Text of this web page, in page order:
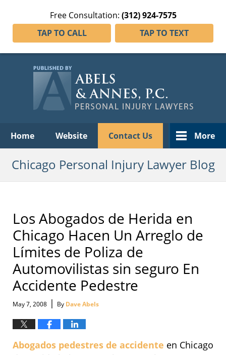
Free Consultation: (312) 924-7575
TAP TO CALL
TAP TO TEXT
Home Website Contact Us More
Chicago Personal Injury Lawyer Blog
Los Abogados de Herida en
Chicago Hacen Un Arreglo de
Límites de Poliza de
Automovilistas sin seguro En
Accidente Pedestre
May 7, 2008 | By Dave Abels
Abogados pedestres de accidente en Chicago